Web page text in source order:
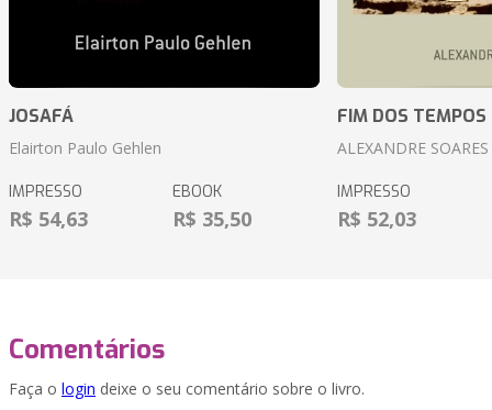
JOSAFÁ
Elairton Paulo Gehlen
IMPRESSO
R$ 54,63
EBOOK
R$ 35,50
FIM DOS TEMPOS
ALEXANDRE SOARES
IMPRESSO
R$ 52,03
Comentários
Faça o login deixe o seu comentário sobre o livro.